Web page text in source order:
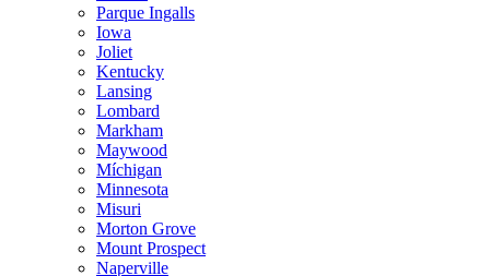
Parque Ingalls
Iowa
Joliet
Kentucky
Lansing
Lombard
Markham
Maywood
Míchigan
Minnesota
Misuri
Morton Grove
Mount Prospect
Naperville